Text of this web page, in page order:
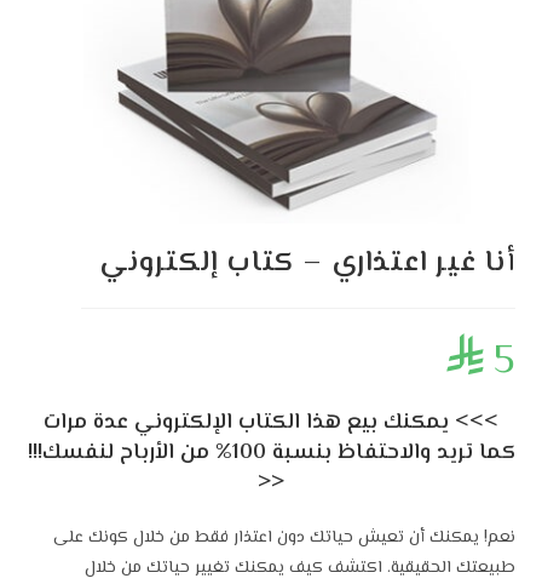
أنا غير اعتذاري – كتاب إلكتروني
5
>>> يمكنك بيع هذا الكتاب الإلكتروني عدة مرات
كما تريد والاحتفاظ بنسبة 100% من الأرباح لنفسك!!!
<<
نعم! يمكنك أن تعيش حياتك دون اعتذار فقط من خلال كونك على
طبيعتك الحقيقية. اكتشف كيف يمكنك تغيير حياتك من خلال